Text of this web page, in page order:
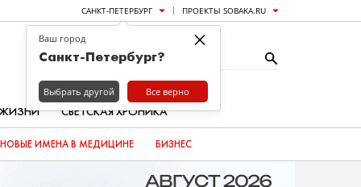
САНКТ-ПЕТЕРБУРГ ПРОЕКТЫ SOBAKA.RU
СВЕТСКАЯ ХРОНИКА
НОВЫЕ ИМЕНА В МЕДИЦИНЕ БИЗНЕС
×
Ваш город
Санкт-Петербург?
Выбрать другой Все верно